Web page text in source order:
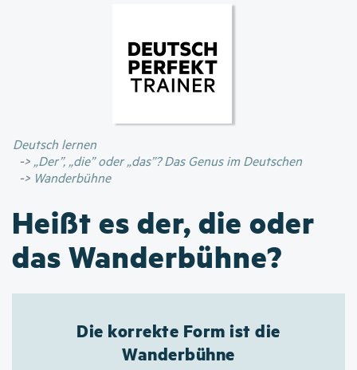
Inhalt
Deutsch lernen
„Der”, „die” oder „das”? Das Genus im Deutschen
Wanderbühne
Heißt es der, die oder
das Wanderbühne?
Die korrekte Form ist die
Wanderbühne